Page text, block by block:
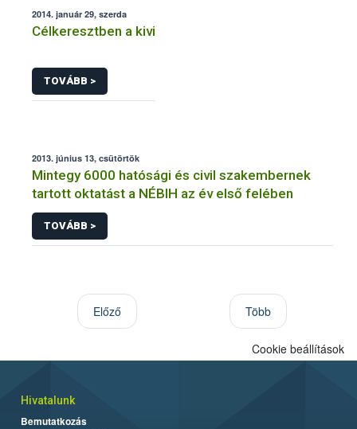
2014. január 29, szerda
Célkeresztben a kivi
TOVÁBB >
2013. június 13, csütörtök
Mintegy 6000 hatósági és civil szakembernek
tartott oktatást a NÉBIH az év első felében
TOVÁBB >
Előző Több
Cookie beállítások
Hivatalunk
Bemutatkozás